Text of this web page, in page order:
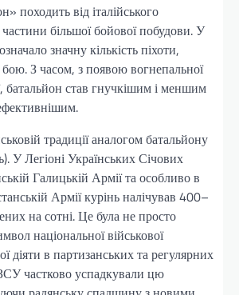
походить від італійського
більшої бойової побудови. У
значну кількість піхоти,
З часом, з появою вогнепальної
батальйон став гнучкішим і меншим
традиції аналогом батальйону
У Легіоні Українських Січових
Галицькій Армії та особливо в
Армії курінь налічував 400–
на сотні. Це була не просто
національної військової
діяти в партизанських та регулярних
частково успадкували цю